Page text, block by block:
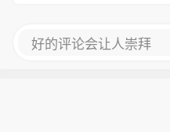
好的评论会让人崇拜